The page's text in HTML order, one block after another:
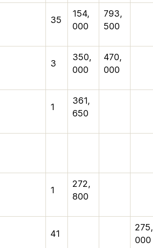
35
154,
000
793,
500
3
350,
000
470,
000
1
361,
650
1
272,
800
41
275,
000